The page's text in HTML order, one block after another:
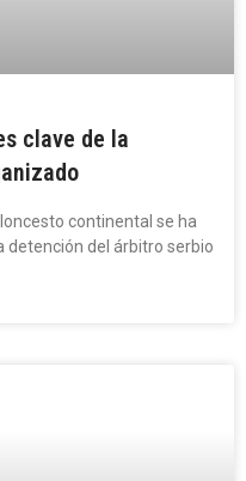
clave de la
continental se ha
detención del árbitro serbio